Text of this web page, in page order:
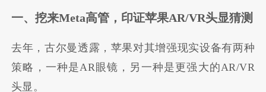
一、挖来Meta高管，印证苹果AR/VR头显猜测
去年，古尔曼透露，苹果对其增强现实设备有两种
策略，一种是AR眼镜，另一种是更强大的AR/VR
头显。